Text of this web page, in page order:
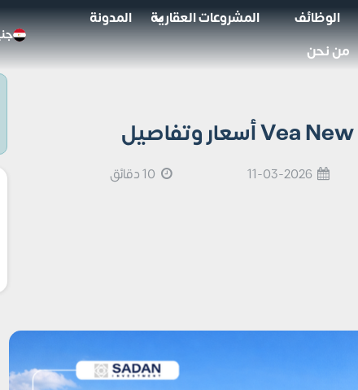
الوظائف المشروعات العقارية
المدونة
من نحن
11-03-2026